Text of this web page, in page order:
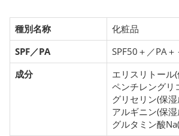
種別名称
化粧品
SPF／PA
SPF50＋／PA＋
成分
エリスリトール
ペンチレングリ
グリセリン(保
アルギニン(保
グルタミン酸